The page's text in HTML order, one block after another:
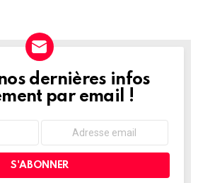
dernières infos
par email !